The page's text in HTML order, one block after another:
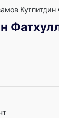
Кутпитдин